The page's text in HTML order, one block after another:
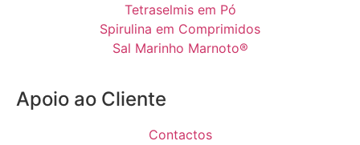
Tetraselmis em Pó
Spirulina em Comprimidos
Sal Marinho Marnoto®
Apoio ao Cliente
Contactos